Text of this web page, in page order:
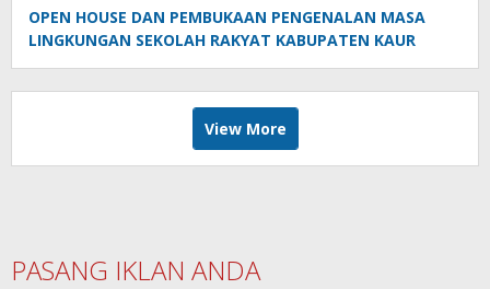
OPEN HOUSE DAN PEMBUKAAN PENGENALAN MASA
LINGKUNGAN SEKOLAH RAKYAT KABUPATEN KAUR
View More
PASANG IKLAN ANDA